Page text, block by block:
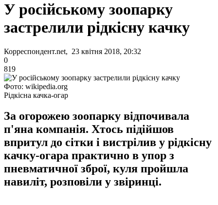
У російському зоопарку
застрелили рідкісну качку
Корреспондент.net, 23 квітня 2018, 20:32
0
819
Фото: wikipedia.org
Рідкісна качка-огар
За огорожею зоопарку відпочивала
п'яна компанія. Хтось підійшов
впритул до сітки і вистрілив у рідкісну
качку-огара практично в упор з
пневматичної зброї, куля пройшла
навиліт, розповіли у звіринці.